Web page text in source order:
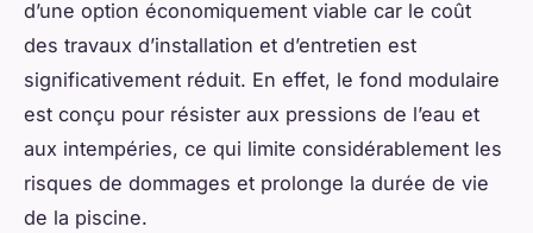
d’une option économiquement viable car le coût
des travaux d’installation et d’entretien est
significativement réduit. En effet, le fond modulaire
est conçu pour résister aux pressions de l’eau et
aux intempéries, ce qui limite considérablement les
risques de dommages et prolonge la durée de vie
de la piscine.